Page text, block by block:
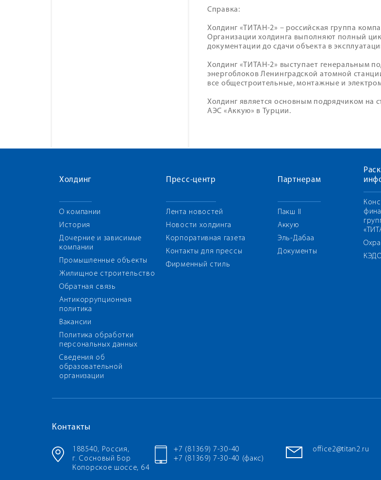
Справка:
Холдинг «ТИТАН-2» – российская группа
Организации холдинга выполняют полный
документации до сдачи объекта в
Холдинг «ТИТАН-2» выступает генеральным
энергоблоков Ленинградской атомной
все общестроительные, монтажные и
Холдинг является основным подрядчиком на
АЭС «Аккую» в Турции.
Холдинг
О компании
История
Дочерние и зависимые
компании
Промышленные объекты
Жилищное строительство
Обратная связь
Антикоррупционная
политика
Вакансии
Политика обработки
персональных данных
Сведения об
образовательной
организации
Пресс-центр
Лента новостей
Новости холдинга
Корпоративная газета
Контакты для прессы
Фирменный стиль
Партнерам
Пакш II
Аккую
Эль-Дабаа
Документы
Контакты
188540, Россия,
г. Сосновый Бор
Копорское шоссе, 64
+7 (81369) 7-30-40
+7 (81369) 7-30-40 (факс)
office2@titan2.ru